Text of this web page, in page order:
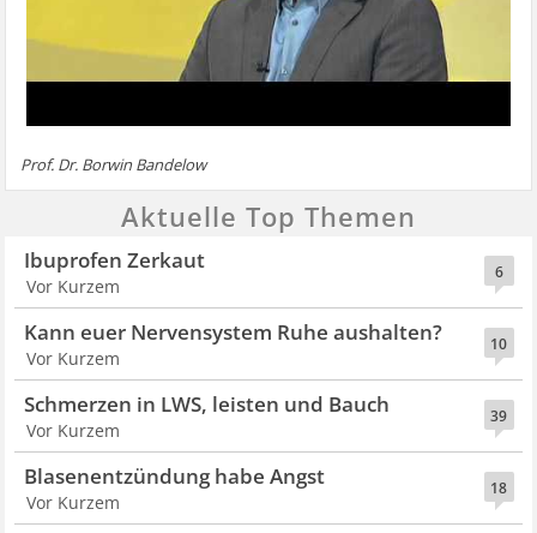
Prof. Dr. Borwin Bandelow
Aktuelle Top Themen
6
Ibuprofen Zerkaut
Vor Kurzem
10
Kann euer Nervensystem Ruhe aushalten?
Vor Kurzem
39
Schmerzen in LWS, leisten und Bauch
Vor Kurzem
18
Blasenentzündung habe Angst
Vor Kurzem